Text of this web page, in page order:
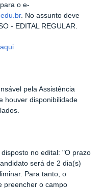
o e-
. No assunto deve
- EDITAL REGULAR.
pela Assistência
houver disponibilidade
no edital: "O prazo
será de 2 dia(s)
Para tanto, o
preencher o campo